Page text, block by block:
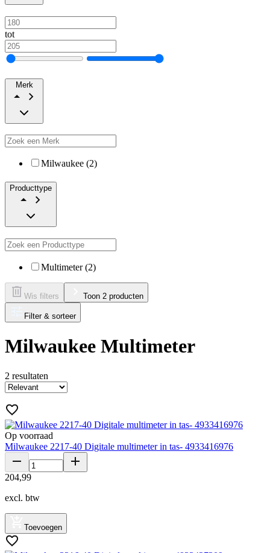
tot
Merk
Milwaukee (2)
Producttype
Multimeter (2)
Wis filters Toon 2 producten
Filter & sorteer
Milwaukee Multimeter
2 resultaten
Op voorraad
Milwaukee 2217-40 Digitale multimeter in tas- 4933416976
204,99
excl. btw
Toevoegen